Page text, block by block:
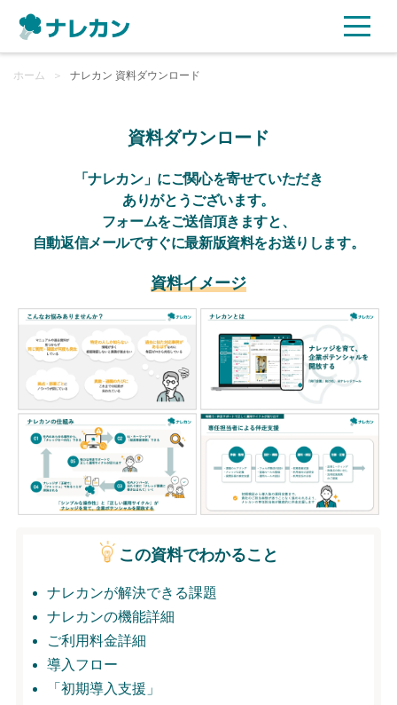
ご利用プラン
ご利用企業様の声
セキュリティ
よくある質問
資料ダウンロード
無料トライアル
ログイン
ホーム ＞ ナレカン 資料ダウンロード
資料ダウンロード
「ナレカン」にご関心を寄せていただき
ありがとうございます。
フォームをご送信頂きますと、
自動返信メールですぐに最新版資料をお送りします。
資料イメージ
この資料でわかること
ナレカンが解決できる課題
ナレカンの機能詳細
ご利用料金詳細
導入フロー
「初期導入支援」